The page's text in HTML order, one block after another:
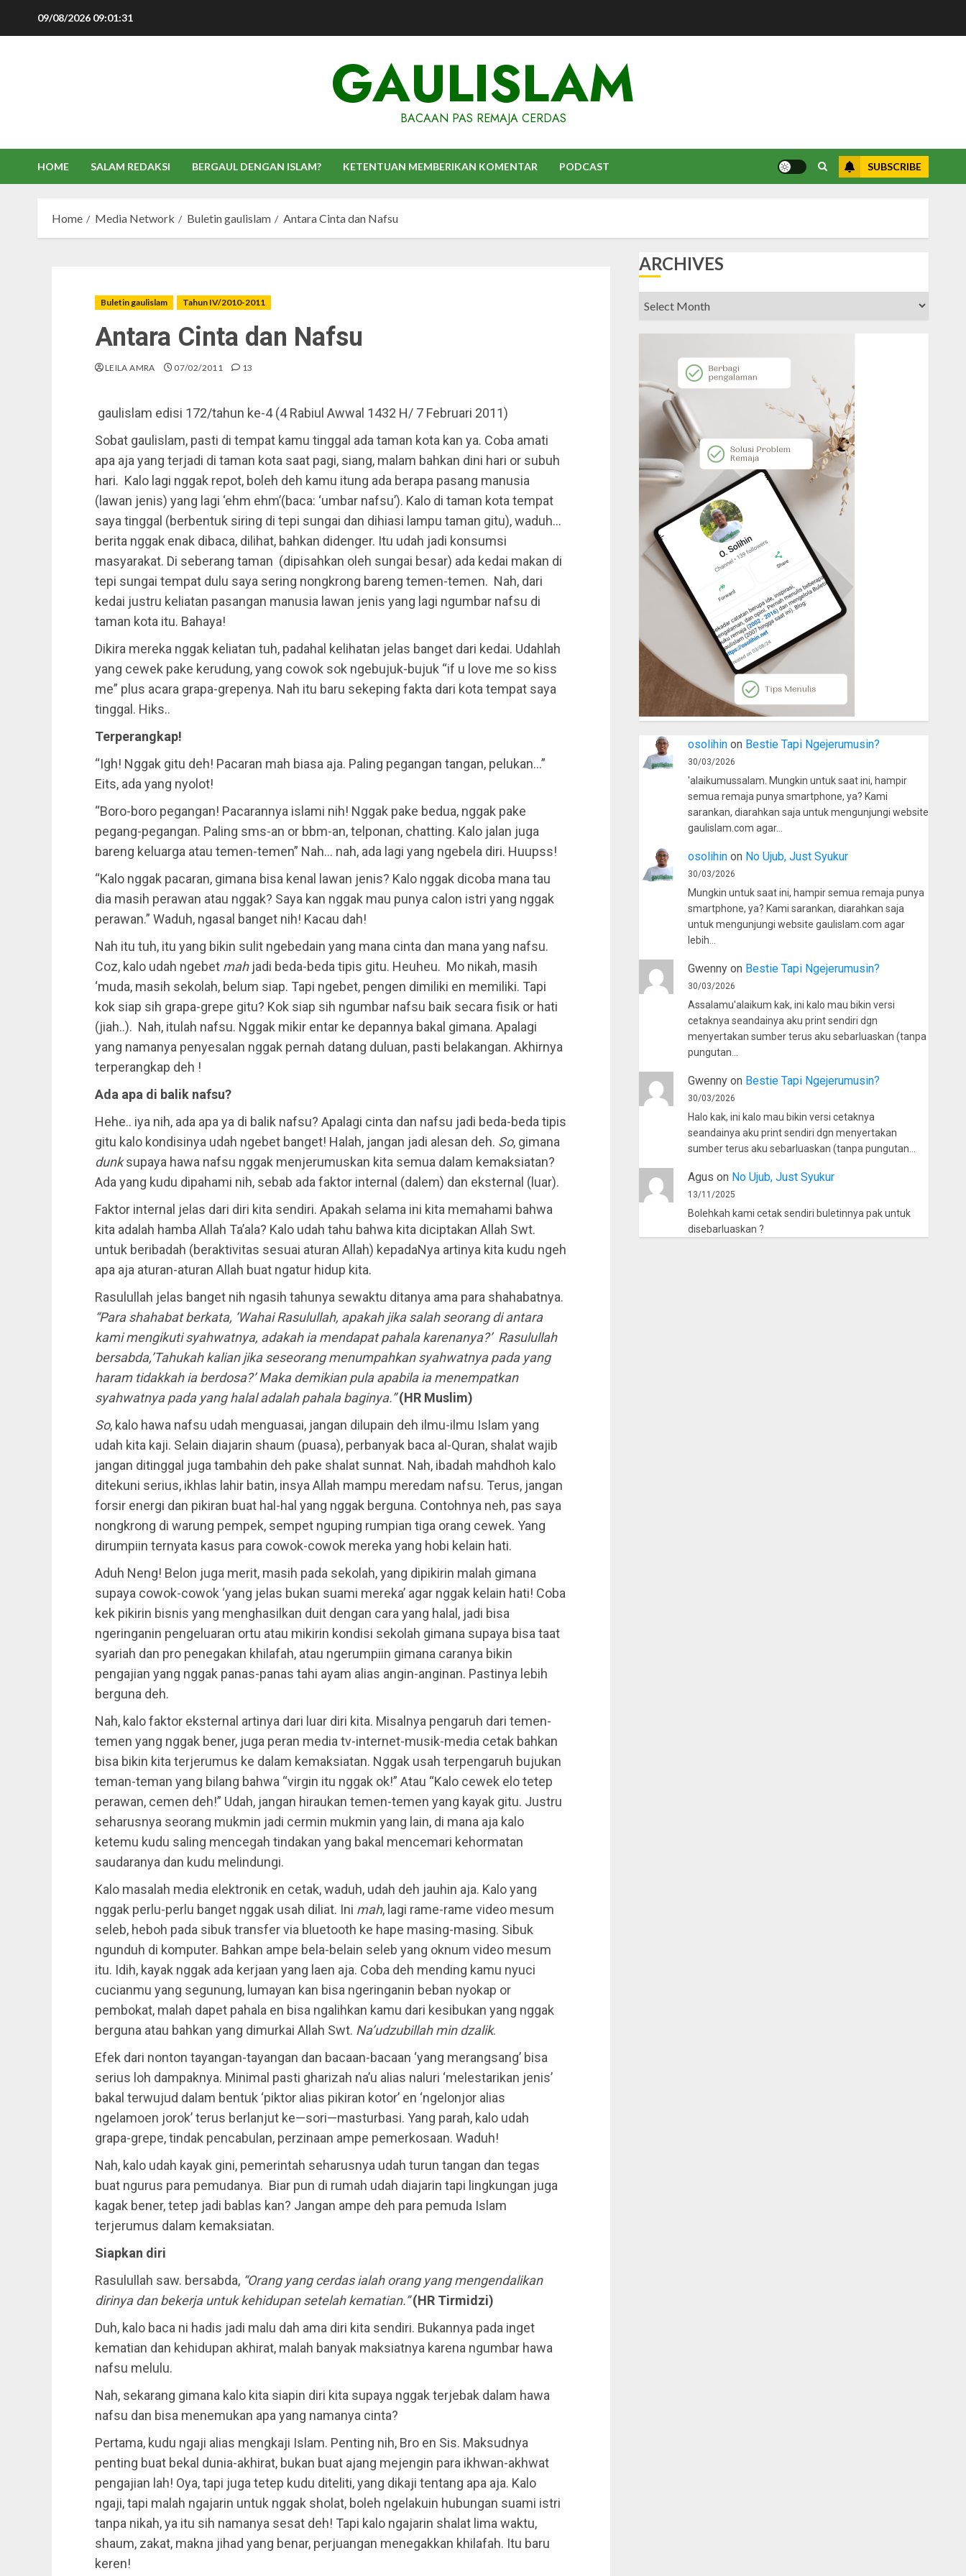
09/08/2026 09:01:32
GAULISLAM
BACAAN PAS REMAJA CERDAS
HOME SALAM REDAKSI BERGAUL DENGAN ISLAM? KETENTUAN MEMBERIKAN KOMENTAR PODCAST SUBSCRIBE
Home Media Network Buletin gaulislam Antara Cinta dan Nafsu
Buletin gaulislam Tahun IV/2010-2011
Antara Cinta dan Nafsu
LEILA AMRA 07/02/2011 13
gaulislam edisi 172/tahun ke-4 (4 Rabiul Awwal 1432 H/ 7 Februari 2011)
Sobat gaulislam, pasti di tempat kamu tinggal ada taman kota kan ya. Coba amati
apa aja yang terjadi di taman kota saat pagi, siang, malam bahkan dini hari or subuh
hari. Kalo lagi nggak repot, boleh deh kamu itung ada berapa pasang manusia
(lawan jenis) yang lagi ‘ehm ehm’(baca: ‘umbar nafsu’). Kalo di taman kota tempat
saya tinggal (berbentuk siring di tepi sungai dan dihiasi lampu taman gitu), waduh…
berita nggak enak dibaca, dilihat, bahkan didenger. Itu udah jadi konsumsi
masyarakat. Di seberang taman (dipisahkan oleh sungai besar) ada kedai makan di
tepi sungai tempat dulu saya sering nongkrong bareng temen-temen. Nah, dari
kedai justru keliatan pasangan manusia lawan jenis yang lagi ngumbar nafsu di
taman kota itu. Bahaya!
Dikira mereka nggak keliatan tuh, padahal kelihatan jelas banget dari kedai. Udahlah
yang cewek pake kerudung, yang cowok sok ngebujuk-bujuk “if u love me so kiss
me” plus acara grapa-grepenya. Nah itu baru sekeping fakta dari kota tempat saya
tinggal. Hiks..
Terperangkap!
“Igh! Nggak gitu deh! Pacaran mah biasa aja. Paling pegangan tangan, pelukan…”
Eits, ada yang nyolot!
“Boro-boro pegangan! Pacarannya islami nih! Nggak pake bedua, nggak pake
pegang-pegangan. Paling sms-an or bbm-an, telponan, chatting. Kalo jalan juga
bareng keluarga atau temen-temen” Nah… nah, ada lagi yang ngebela diri. Huupss!
“Kalo nggak pacaran, gimana bisa kenal lawan jenis? Kalo nggak dicoba mana tau
dia masih perawan atau nggak? Saya kan nggak mau punya calon istri yang nggak
perawan.” Waduh, ngasal banget nih! Kacau dah!
Nah itu tuh, itu yang bikin sulit ngebedain yang mana cinta dan mana yang nafsu.
Coz, kalo udah ngebet mahjadi beda-beda tipis gitu. Heuheu. Mo nikah, masih
‘muda, masih sekolah, belum siap. Tapi ngebet, pengen dimiliki en memiliki. Tapi
kok siap sih grapa-grepe gitu? Kok siap sih ngumbar nafsu baik secara fisik or hati
(jiah..). Nah, itulah nafsu. Nggak mikir entar ke depannya bakal gimana. Apalagi
yang namanya penyesalan nggak pernah datang duluan, pasti belakangan. Akhirnya
terperangkap deh !
Ada apa di balik nafsu?
Hehe.. iya nih, ada apa ya di balik nafsu? Apalagi cinta dan nafsu jadi beda-beda tipis
gitu kalo kondisinya udah ngebet banget! Halah, jangan jadi alesan deh. So, gimana
dunksupaya hawa nafsu nggak menjerumuskan kita semua dalam kemaksiatan?
Ada yang kudu dipahami nih, sebab ada faktor internal (dalem) dan eksternal (luar).
Faktor internal jelas dari diri kita sendiri. Apakah selama ini kita memahami bahwa
kita adalah hamba Allah Ta’ala? Kalo udah tahu bahwa kita diciptakan Allah Swt.
untuk beribadah (beraktivitas sesuai aturan Allah) kepadaNya artinya kita kudu ngeh
apa aja aturan-aturan Allah buat ngatur hidup kita.
Rasulullah jelas banget nih ngasih tahunya sewaktu ditanya ama para shahabatnya.
“Para shahabat berkata, ‘Wahai Rasulullah, apakah jika salah seorang di antara
kami mengikuti syahwatnya, adakah ia mendapat pahala karenanya?’ Rasulullah
bersabda,’Tahukah kalian jika seseorang menumpahkan syahwatnya pada yang
haram tidakkah ia berdosa?’ Maka demikian pula apabila ia menempatkan
syahwatnya pada yang halal adalah pahala baginya.” (HR Muslim)
So, kalo hawa nafsu udah menguasai, jangan dilupain deh ilmu-ilmu Islam yang
udah kita kaji. Selain diajarin shaum (puasa), perbanyak baca al-Quran, shalat wajib
jangan ditinggal juga tambahin deh pake shalat sunnat. Nah, ibadah mahdhoh kalo
ditekuni serius, ikhlas lahir batin, insya Allah mampu meredam nafsu. Terus, jangan
forsir energi dan pikiran buat hal-hal yang nggak berguna. Contohnya neh, pas saya
nongkrong di warung pempek, sempet nguping rumpian tiga orang cewek. Yang
dirumpiin ternyata kasus para cowok-cowok mereka yang hobi kelain hati.
Aduh Neng! Belon juga merit, masih pada sekolah, yang dipikirin malah gimana
supaya cowok-cowok ‘yang jelas bukan suami mereka’ agar nggak kelain hati! Coba
kek pikirin bisnis yang menghasilkan duit dengan cara yang halal, jadi bisa
ngeringanin pengeluaran ortu atau mikirin kondisi sekolah gimana supaya bisa taat
syariah dan pro penegakan khilafah, atau ngerumpiin gimana caranya bikin
pengajian yang nggak panas-panas tahi ayam alias angin-anginan. Pastinya lebih
berguna deh.
Nah, kalo faktor eksternal artinya dari luar diri kita. Misalnya pengaruh dari temen-
temen yang nggak bener, juga peran media tv-internet-musik-media cetak bahkan
bisa bikin kita terjerumus ke dalam kemaksiatan. Nggak usah terpengaruh bujukan
teman-teman yang bilang bahwa “virgin itu nggak ok!” Atau “Kalo cewek elo tetep
perawan, cemen deh!” Udah, jangan hiraukan temen-temen yang kayak gitu. Justru
seharusnya seorang mukmin jadi cermin mukmin yang lain, di mana aja kalo
ketemu kudu saling mencegah tindakan yang bakal mencemari kehormatan
saudaranya dan kudu melindungi.
Kalo masalah media elektronik en cetak, waduh, udah deh jauhin aja. Kalo yang
nggak perlu-perlu banget nggak usah diliat. Ini mah, lagi rame-rame video mesum
seleb, heboh pada sibuk transfer via bluetooth ke hape masing-masing. Sibuk
ngunduh di komputer. Bahkan ampe bela-belain seleb yang oknum video mesum
itu. Idih, kayak nggak ada kerjaan yang laen aja. Coba deh mending kamu nyuci
cucianmu yang segunung, lumayan kan bisa ngeringanin beban nyokap or
pembokat, malah dapet pahala en bisa ngalihkan kamu dari kesibukan yang nggak
berguna atau bahkan yang dimurkai Allah Swt. Na’udzubillah min dzalik.
Efek dari nonton tayangan-tayangan dan bacaan-bacaan ‘yang merangsang’ bisa
serius loh dampaknya. Minimal pasti gharizah na’u alias naluri ‘melestarikan jenis’
bakal terwujud dalam bentuk ‘piktor alias pikiran kotor’ en ‘ngelonjor alias
ngelamoen jorok’ terus berlanjut ke—sori—masturbasi. Yang parah, kalo udah
grapa-grepe, tindak pencabulan, perzinaan ampe pemerkosaan. Waduh!
Nah, kalo udah kayak gini, pemerintah seharusnya udah turun tangan dan tegas
buat ngurus para pemudanya. Biar pun di rumah udah diajarin tapi lingkungan juga
kagak bener, tetep jadi bablas kan? Jangan ampe deh para pemuda Islam
terjerumus dalam kemaksiatan.
Siapkan diri
Rasulullah saw. bersabda, “Orang yang cerdas ialah orang yang mengendalikan
dirinya dan bekerja untuk kehidupan setelah kematian.”(HR Tirmidzi)
Duh, kalo baca ni hadis jadi malu dah ama diri kita sendiri. Bukannya pada inget
kematian dan kehidupan akhirat, malah banyak maksiatnya karena ngumbar hawa
nafsu melulu.
Nah, sekarang gimana kalo kita siapin diri kita supaya nggak terjebak dalam hawa
nafsu dan bisa menemukan apa yang namanya cinta?
Pertama, kudu ngaji alias mengkaji Islam. Penting nih, Bro en Sis. Maksudnya
penting buat bekal dunia-akhirat, bukan buat ajang mejengin para ikhwan-akhwat
pengajian lah! Oya, tapi juga tetep kudu diteliti, yang dikaji tentang apa aja. Kalo
ngaji, tapi malah ngajarin untuk nggak sholat, boleh ngelakuin hubungan suami istri
tanpa nikah, ya itu sih namanya sesat deh! Tapi kalo ngajarin shalat lima waktu,
shaum, zakat, makna jihad yang benar, perjuangan menegakkan khilafah. Itu baru
keren!
ARCHIVES
Archives
osolihinon Bestie Tapi Ngejerumusin?
30/03/2026
'alaikumussalam. Mungkin untuk saat ini, hampir
semua remaja punya smartphone, ya? Kami
sarankan, diarahkan saja untuk mengunjungi website
gaulislam.com agar…
osolihinon No Ujub, Just Syukur
30/03/2026
Mungkin untuk saat ini, hampir semua remaja punya
smartphone, ya? Kami sarankan, diarahkan saja
untuk mengunjungi website gaulislam.com agar
lebih…
Gwennyon Bestie Tapi Ngejerumusin?
30/03/2026
Assalamu'alaikum kak, ini kalo mau bikin versi
cetaknya seandainya aku print sendiri dgn
menyertakan sumber terus aku sebarluaskan (tanpa
pungutan…
Gwennyon Bestie Tapi Ngejerumusin?
30/03/2026
Halo kak, ini kalo mau bikin versi cetaknya
seandainya aku print sendiri dgn menyertakan
sumber terus aku sebarluaskan (tanpa pungutan…
Agus on No Ujub, Just Syukur
13/11/2025
Bolehkah kami cetak sendiri buletinnya pak untuk
disebarluaskan ?